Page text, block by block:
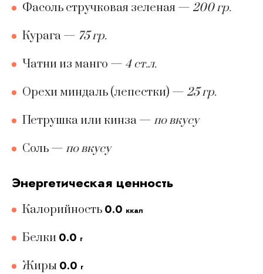
Фасоль стручковая зеленая — 200 гр.
Курага — 75 гр.
Чатни из манго — 4 ст.л.
Орехи миндаль (лепестки) — 25 гр.
Петрушка или кинза — по вкусу
Соль — по вкусу
Энергетическая ценность
Калорийность 0.0 ккал
Белки 0.0 г
Жиры 0.0 г